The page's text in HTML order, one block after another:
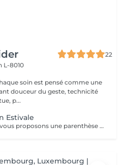
22
L-8010
soin est pensé comme une
douceur du geste, technicité
p...
Estivale
Cet été uniquement, nous vous proposons une parenthèse de bien-être en édition limitée. Pendant cette expérience, profitez d'un rituel profondément relaxant alliant massage du cuir chevelu, soins adaptés et lâcher-prise, dans une atmosphère douce et apaisante. Une collaboration éphémère. Quelques dates seulement. Nombre de places très limité. Réservez dès maintenant votre moment de détente avant la fin de cette collaboration estivale. Un sèche-cheveux est mis à disposition. Le séchage n'est pas inclus afin de préserver la dimension relaxante du soin.